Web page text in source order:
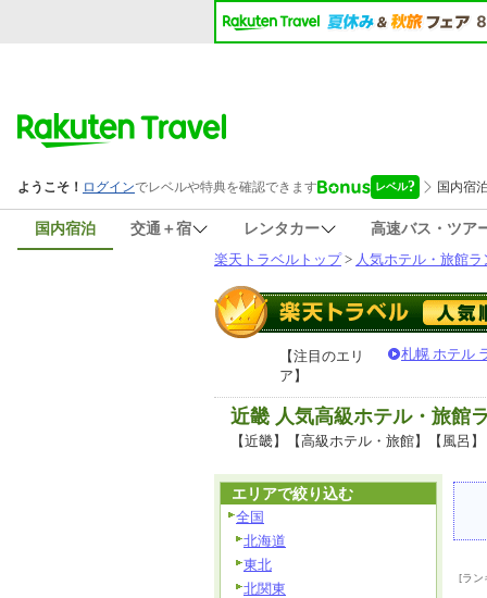
国内宿泊 交通＋宿 レンタカー
高速バス・ツア
楽天トラベルトップ> 人気ホテル・旅館ラ
【注目のエリ
ア】
札幌 ホテル
近畿 人気高級ホテル・旅館
【近畿】【高級ホテル・旅館】【風呂】
[ラン
エリアで絞り込む
全国
北海道
東北
北関東